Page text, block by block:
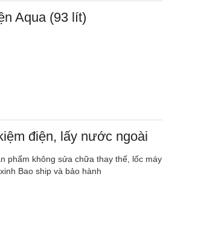
Aqua (93 lít)
điện, lấy nước ngoài
phẩm không sửa chữa thay thế, lốc máy
Bao ship và bảo hành